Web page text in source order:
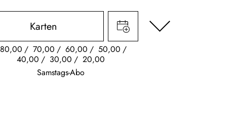
Karten
80,00 70,00 60,00
50,00
40,00
30,00
20,00
Samstags-Abo